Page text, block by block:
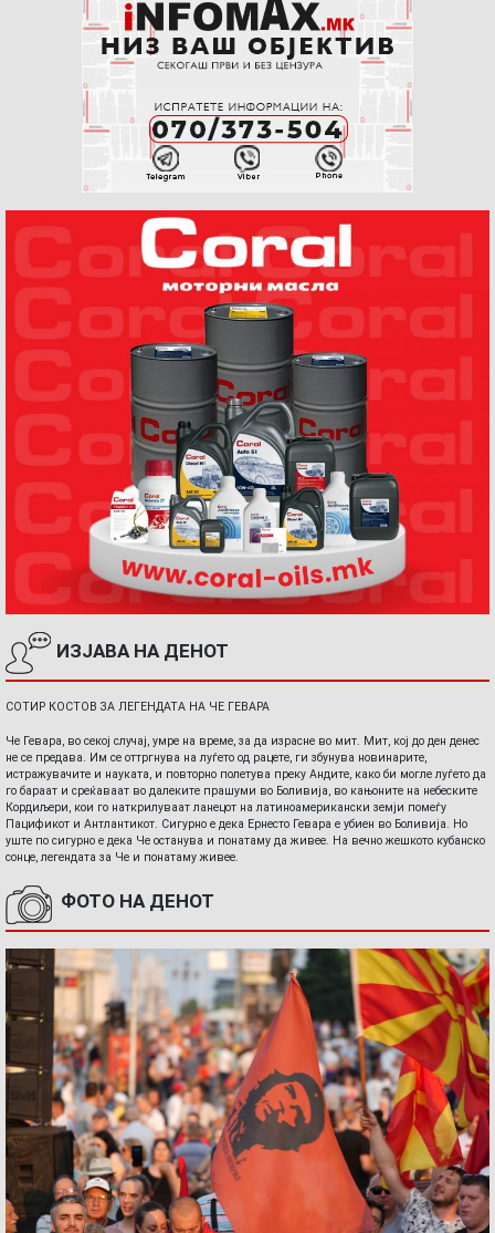
ИЗЈАВА НА ДЕНОТ
СОТИР КОСТОВ ЗА ЛЕГЕНДАТА НА ЧЕ ГЕВАРА
Че Гевара, во секој случај, умре на време, за да израсне во мит. Мит, кој до ден денес
не се предава. Им се оттргнува на луѓето од рацете, ги збунува новинарите,
истражувачите и науката, и повторно полетува преку Андите, како би могле луѓето да
го бараат и среќаваат во далеките прашуми во Боливија, во кањоните на небеските
Кордиљери, кои го наткрилуваат ланецот на латиноамерикански земји помеѓу
Пацификот и Антлантикот. Сигурно е дека Ернесто Гевара е убиен во Боливија. Но
уште по сигурно е дека Че останува и понатаму да живее. На вечно жешкото кубанско
сонце, легендата за Че и понатаму живее.
ФОТО НА ДЕНОТ